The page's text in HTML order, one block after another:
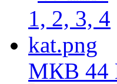
МКВ